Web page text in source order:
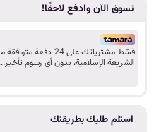
تسوق الآن وادفع لاحقًا!
قسّط مشترياتك على 24 دفعة متوافقة
الشريعة الإسلامية، بدون أي رسوم
استلم طلبك بطريقتك